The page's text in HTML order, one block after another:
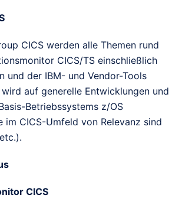
CICS werden alle Themen rund
CICS/TS einschließlich
und der IBM- und Vendor-Tools
auf generelle Entwicklungen und
Betriebssystems z/OS
im CICS-Umfeld von Relevanz sind
CICS